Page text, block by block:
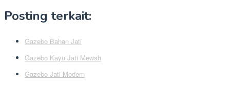
Posting terkait:
Gazebo Bahan Jati
Gazebo Kayu Jati Mewah
Gazebo Jati Modern